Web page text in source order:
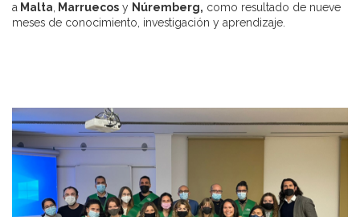
a Malta, Marruecos y Núremberg, como resultado de nueve
meses de conocimiento, investigación y aprendizaje.